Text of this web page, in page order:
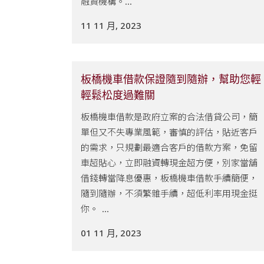
11 11 月, 2023
板橋機車借款保證隨到隨辦，幫助您輕
輕鬆松度過難關
板橋機車借款是政府立案的合法借貸公司，簡
單但又不失專業風範，審慎的評估，貼近客戶
的需求，只規劃最適合客戶的借款方案，免留
車超貼心，立即融資轉現金超方便，別家當舖
借錢轉當降息優惠，板橋機車借款手續簡便，
隨到隨辦，不須繁雜手續，超低利率用現金挺
你。 ...
01 11 月, 2023